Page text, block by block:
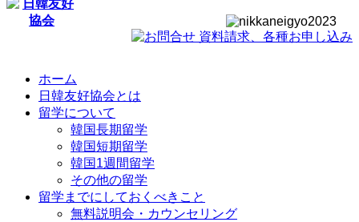
ホーム
日韓友好協会とは
留学について
韓国長期留学
韓国短期留学
韓国1週間留学
その他の留学
留学までにしておくべきこと
無料説明会・カウンセリング